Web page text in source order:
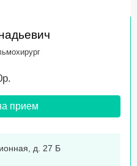
прием
д. 27 Б